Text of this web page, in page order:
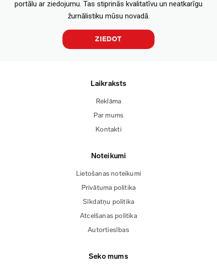
portālu ar ziedojumu. Tas stiprinās kvalitatīvu un neatkarīgu
žurnālistiku mūsu novadā.
ZIEDOT
Laikraksts
Reklāma
Par mums
Kontakti
Noteikumi
Lietošanas noteikumi
Privātuma politika
Sīkdatņu politika
Atcelšanas politika
Autortiesības
Seko mums